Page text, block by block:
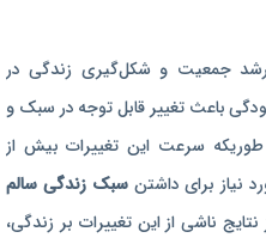
رشد جمعیت و شکل‌گیری زندگی‌ در
باعث تغییر قابل توجه در سبک و
سرعت این تغییرات بیش از
نیاز برای داشتنسبک زندگی سالم
ناشی از این تغییرات بر زندگی،